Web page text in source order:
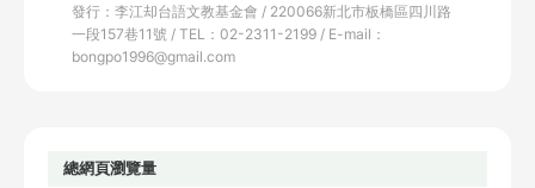
發行：李江却台語文教基金會 / 220066新北市板橋區四川路
一段157巷11號 / TEL：02-2311-2199 / E-mail：
bongpo1996@gmail.com
總網頁瀏覽量